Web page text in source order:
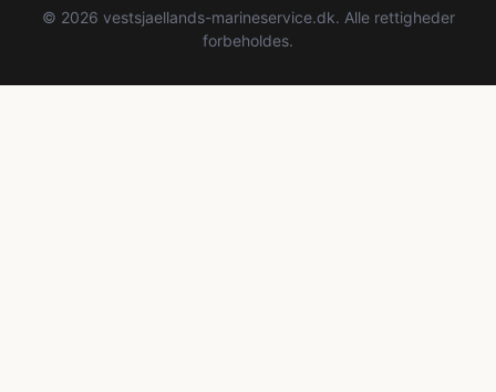
© 2026 vestsjaellands-marineservice.dk. Alle rettigheder
forbeholdes.